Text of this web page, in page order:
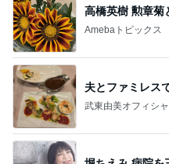
高橋英樹 勲章菊
Amebaトピックス
夫とファミレス
武東由美オフィシ